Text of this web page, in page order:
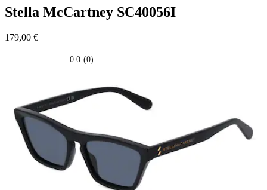
Stella McCartney SC40056I
179,00 €
0.0 (0)